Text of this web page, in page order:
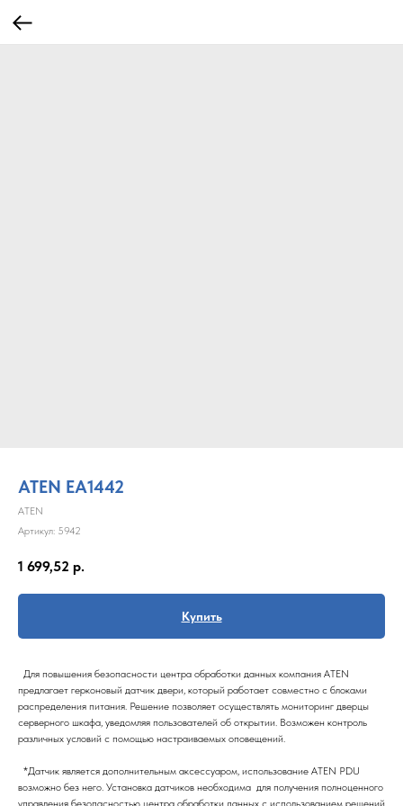
ATEN EA1442
ATEN
Артикул: 5942
1 699,52 р.
Купить
Для повышения безопасности центра обработки данных компания ATEN
предлагает герконовый датчик двери, который работает совместно с блоками
распределения питания. Решение позволяет осуществлять мониторинг дверцы
серверного шкафа, уведомляя пользователей об открытии. Возможен контроль
различных условий с помощью настраиваемых оповещений.
*Датчик является дополнительным аксессуаром, использование ATEN PDU
возможно без него. Установка датчиков необходима для получения полноценного
управления безопасностью центра обработки данных с использованием решений